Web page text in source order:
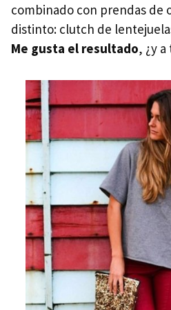
combinado con prendas
distinto: clutch de
Me gusta el resultado, ¿y a